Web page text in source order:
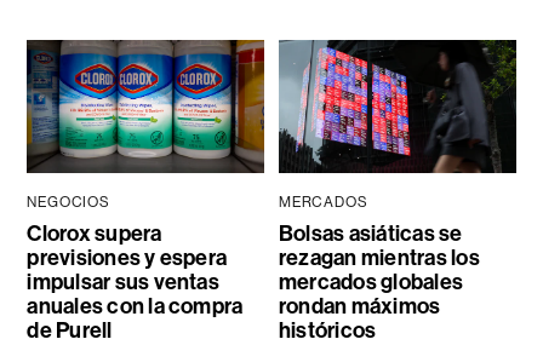
NEGOCIOS
Clorox supera
previsiones y espera
impulsar sus ventas
anuales con la compra
de Purell
MERCADOS
Bolsas asiáticas se
rezagan mientras los
mercados globales
rondan máximos
históricos